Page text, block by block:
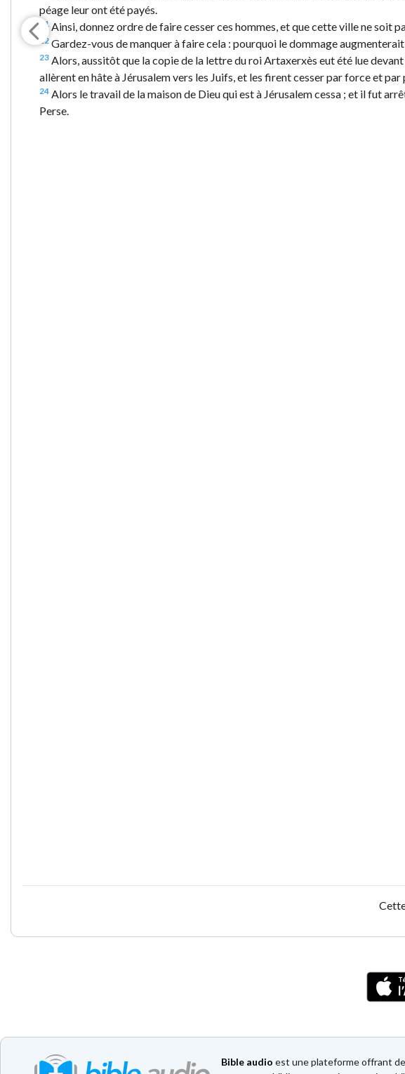
péage leur ont été payés.
21 Ainsi, donnez ordre de faire cesser ces hommes, et que cette ville ne soit
22 Gardez-vous de manquer à faire cela : pourquoi le dommage
23 Alors, aussitôt que la copie de la lettre du roi Artaxerxès eut été lue
allèrent en hâte à Jérusalem vers les Juifs, et les firent cesser par force et par
24 Alors le travail de la maison de Dieu qui est à Jérusalem cessa ; et il fut
Perse.
Bible audio est une plateforme offrant